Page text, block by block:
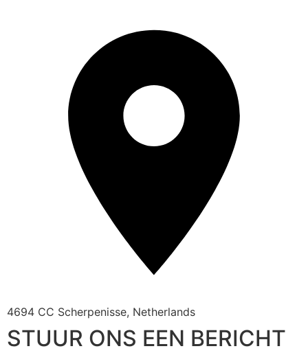
4694 CC Scherpenisse, Netherlands
STUUR ONS EEN BERICHT